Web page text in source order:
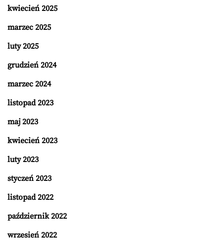
kwiecień 2025
marzec 2025
luty 2025
grudzień 2024
marzec 2024
listopad 2023
maj 2023
kwiecień 2023
luty 2023
styczeń 2023
listopad 2022
październik 2022
wrzesień 2022